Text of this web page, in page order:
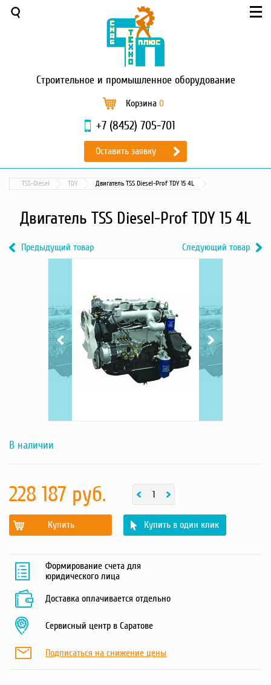
Строительное и промышленное оборудование
Корзина 0
+7 (8452) 705-701
Оставить заявку
TSS-Diesel TDY Двигатель TSS Diesel-Prof TDY 15 4L
Двигатель TSS Diesel-Prof TDY 15 4L
Предыдущий товар
Следующий товар
4L -
фотография
товара
4L -
фотография
товара
В наличии
228 187 руб.
Купить Купить в один клик
Формирование счета для
юридического лица
Доставка оплачивается отдельно
Сервисный центр в Саратове
Подписаться на снижение цены
Меню
Доставка и оплата
Садовая техника
Промышленный обогрев
Строительные леса
Моечное оборудование
Запчасти для малой
механизации
Грузоподъемное оборудование
Силовая техника
Складское оснащение
Строительное оборудование
Электростанции
Блок-контейнеры
Двигатели